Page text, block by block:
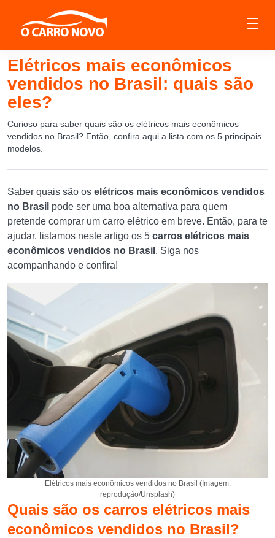
Elétricos mais econômicos
vendidos no Brasil: quais são
eles?
Curioso para saber quais são os elétricos mais econômicos
vendidos no Brasil? Então, confira aqui a lista com os 5 principais
modelos.
Saber quais são os elétricos mais econômicos vendidos
no Brasil pode ser uma boa alternativa para quem
pretende comprar um carro elétrico em breve. Então, para te
ajudar, listamos neste artigo os 5 carros elétricos mais
econômicos vendidos no Brasil . Siga nos
acompanhando e confira!
Elétricos mais econômicos vendidos no Brasil (Imagem:
reprodução/Unsplash)
Quais são os carros elétricos mais
econômicos vendidos no Brasil?